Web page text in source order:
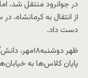
در جوانرود منتقل شد،
از انتقال به کرمانشاه،
دست داد.
ظهر دوشنبه۱۸مهر، دانش‌آموزان مدارس شهرستان
پایان کلاس‌ها به